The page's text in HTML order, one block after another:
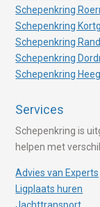
Schepenkring
Schepenkring
Schepenkring
Schepenkring
Schepenkring Heeg
Services
Schepenkring is
helpen met
Advies van Experts
Ligplaats huren
Jachttransport